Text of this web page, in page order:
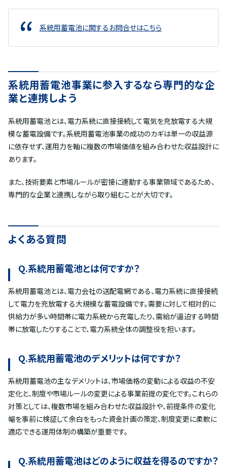
系統用蓄電池に関するお問合せはこちら
系統用蓄電池事業に参入するなら専門的な企
業と連携しよう
系統用蓄電池とは、電力系統に直接接続して電気を充放電する大規
模な蓄電設備です。系統用蓄電池事業の成功のカギは単一の収益源
に依存せず、運用力を軸に複数の市場価値を組み合わせた収益設計に
あります。
また、技術要素と市場ルールが密接に連動する事業領域であるため、
専門的な企業と連携しながら取り組むことが大切です。
よくある質問
Q.系統用蓄電池とは何ですか？
系統用蓄電池とは、電力会社の送配電網である、電力系統に直接接続
して電力を充放電する大規模な蓄電設備です。需要に対して相対的に
供給力が多い時間帯に電力系統から充電したり、需給が逼迫する時間
帯に放電したりすることで、電力系統全体の調整役を担います。
Q.系統用蓄電池のデメリットは何ですか？
系統用蓄電池の主なデメリットは、市場価格の変動による収益の不安
定化と、制度や市場ルールの変更による事業前提の変化です。これらの
対策としては、複数市場を組み合わせた収益設計や、前提条件の変化
幅を事前に検証して余白をもった資金計画の策定、制度変更に柔軟に
適応できる運用体制の構築が重要です。
Q.系統用蓄電池はどのように収益を得るのですか？